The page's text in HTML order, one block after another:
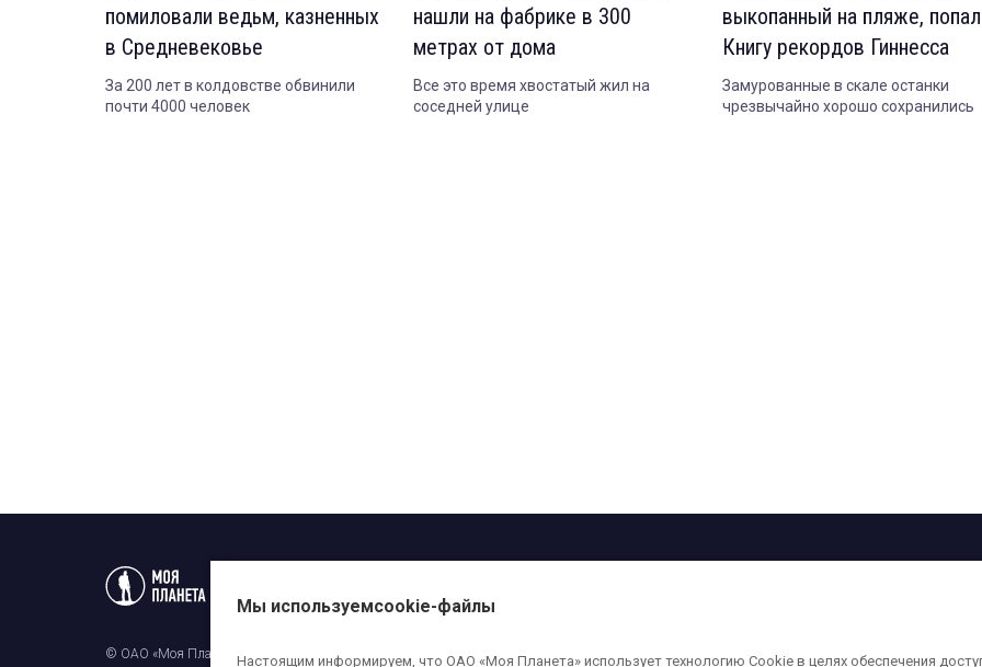
помиловали ведьм, казненных
в Средневековье
За 200 лет в колдовстве обвинили
почти 4000 человек
нашли на фабрике в 300
метрах от дома
Все это время хвостатый жил на
соседней улице
выкопанный на пляже,
Книгу рекордов Гиннесса
Замурованные в скале останки
чрезвычайно хорошо сохранились
© ОАО «Моя Планета». Все права на любые материалы, опубликованные на сайте, защищены в соответствии с российским и международным
Мы используемcookie-файлы
Настоящим информируем, что ОАО «Моя Планета» использует технологию Cookie в целях обеспечения